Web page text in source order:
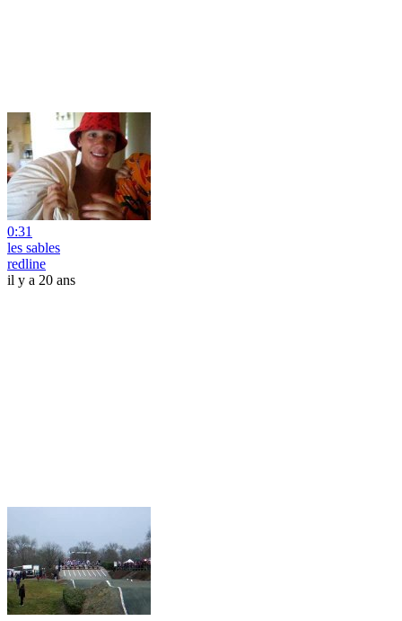
0:31
les sables
redline
il y a 20 ans